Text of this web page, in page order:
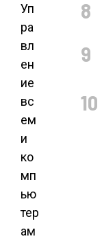
Уп
ра
вл
ен
ие
вс
ем
и
ко
мп
ью
тер
ам